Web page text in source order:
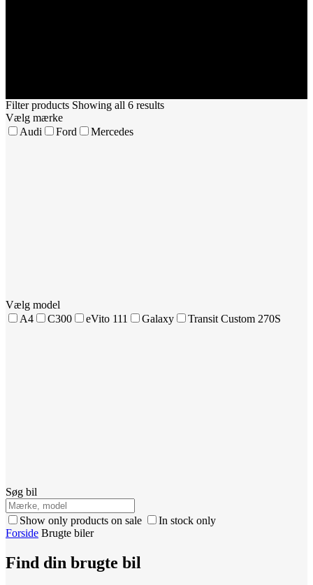
Filter products Showing all 6 results
Vælg mærke
Audi
Ford Mercedes
Vælg model
A4
C300 eVito 111 Galaxy Transit Custom 270S
Søg bil
Show only products on sale
In stock only
Forside Brugte biler
Find din brugte bil